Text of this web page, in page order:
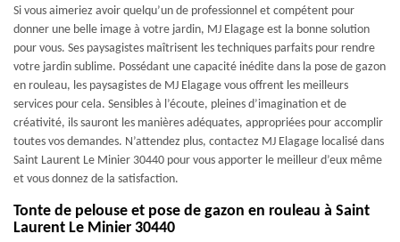
Si vous aimeriez avoir quelqu’un de professionnel et compétent pour
donner une belle image à votre jardin, MJ Elagage est la bonne solution
pour vous. Ses paysagistes maîtrisent les techniques parfaits pour rendre
votre jardin sublime. Possédant une capacité inédite dans la pose de gazon
en rouleau, les paysagistes de MJ Elagage vous offrent les meilleurs
services pour cela. Sensibles à l’écoute, pleines d’imagination et de
créativité, ils sauront les manières adéquates, appropriées pour accomplir
toutes vos demandes. N’attendez plus, contactez MJ Elagage localisé dans
Saint Laurent Le Minier 30440 pour vous apporter le meilleur d’eux même
et vous donnez de la satisfaction.
Tonte de pelouse et pose de gazon en rouleau à Saint
Laurent Le Minier 30440